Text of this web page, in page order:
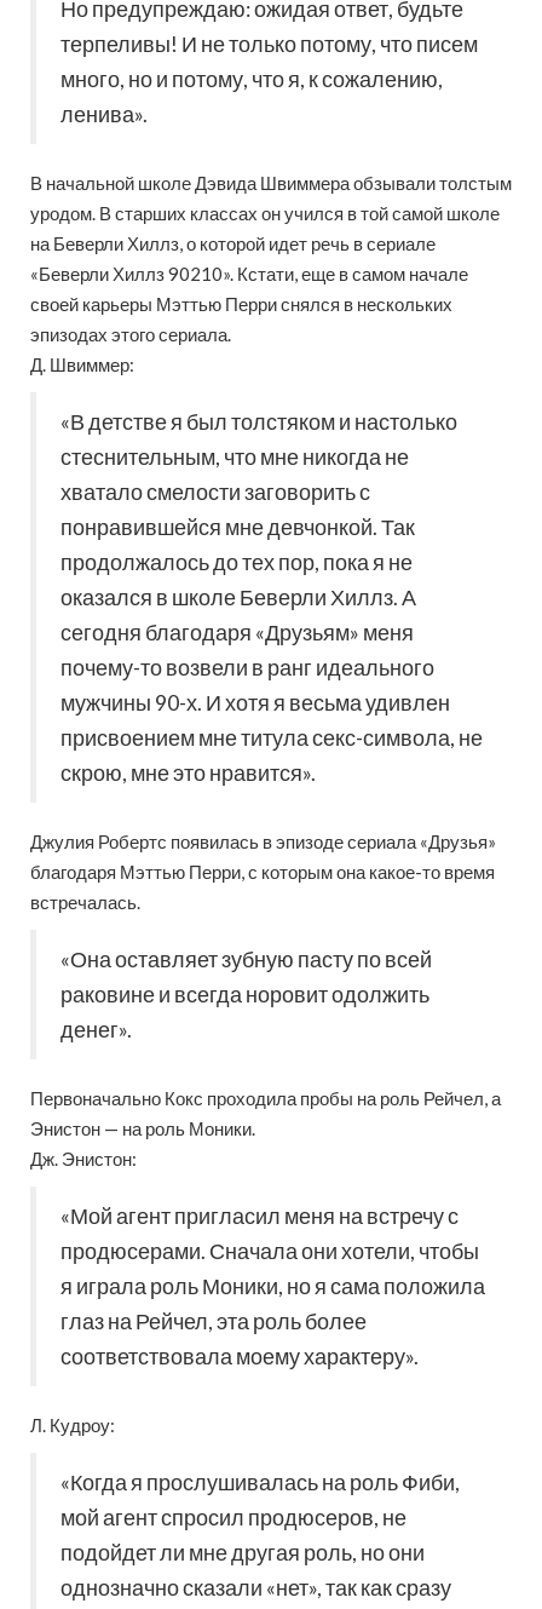
Но предупреждаю: ожидая ответ, будьте
терпеливы! И не только потому, что писем
много, но и потому, что я, к сожалению,
ленива».
В начальной школе Дэвида Швиммера обзывали толстым
уродом. В старших классах он учился в той самой школе
на Беверли Хиллз, о которой идет речь в сериале
«Беверли Хиллз 90210». Кстати, еще в самом начале
своей карьеры Мэттью Перри снялся в нескольких
эпизодах этого сериала.
Д. Швиммер:
«В детстве я был толстяком и настолько
стеснительным, что мне никогда не
хватало смелости заговорить с
понравившейся мне девчонкой. Так
продолжалось до тех пор, пока я не
оказался в школе Беверли Хиллз. А
сегодня благодаря «Друзьям» меня
почему-то возвели в ранг идеального
мужчины 90-х. И хотя я весьма удивлен
присвоением мне титула секс-символа, не
скрою, мне это нравится».
Джулия Робертс появилась в эпизоде сериала «Друзья»
благодаря Мэттью Перри, с которым она какое-то время
встречалась.
«Она оставляет зубную пасту по всей
раковине и всегда норовит одолжить
денег».
Первоначально Кокс проходила пробы на роль Рейчел, а
Энистон — на роль Моники.
Дж. Энистон:
«Мой агент пригласил меня на встречу с
продюсерами. Сначала они хотели, чтобы
я играла роль Моники, но я сама положила
глаз на Рейчел, эта роль более
соответствовала моему характеру».
Л. Кудроу:
«Когда я прослушивалась на роль Фиби,
мой агент спросил продюсеров, не
подойдет ли мне другая роль, но они
однозначно сказали «нет», так как сразу